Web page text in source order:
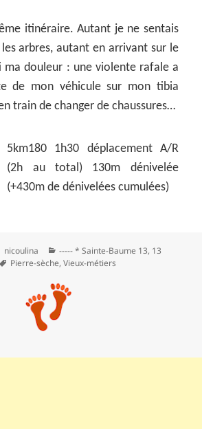
itinéraire. Autant je ne sentais
arbres, autant en arrivant sur le
ma douleur : une violente rafale a
de mon véhicule sur mon tibia
train de changer de chaussures…
5km180 1h30 déplacement A/R
(2h au total) 130m dénivelée
(+430m de dénivelées cumulées)
Auteur
nicoulina Catégories
----- * Sainte-Baume 13, 13
Mots-
clés
Pierre-sèche,Vieux-métiers